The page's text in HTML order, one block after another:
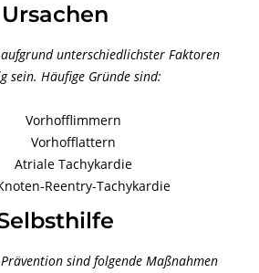
Ursachen
unterschiedlichster Faktoren
sein. Häufige Gründe sind:
Vorhofflimmern
Vorhofflattern
Atriale Tachykardie
Reentry-Tachykardie
sind folgende Maßnahmen